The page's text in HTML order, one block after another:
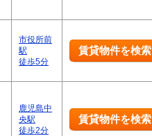
市役所前
駅
徒歩5分
賃貸物件を検索
鹿児島中
央駅
徒歩2分
賃貸物件を検索